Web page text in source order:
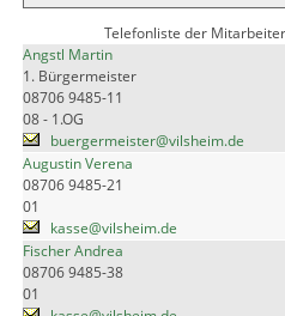
Telefonliste der
Angstl Martin
1. Bürgermeister
08706 9485-11
08 - 1.OG
buergermeister@vilsheim.de
Augustin Verena
08706 9485-21
01
kasse@vilsheim.de
Fischer Andrea
08706 9485-38
01